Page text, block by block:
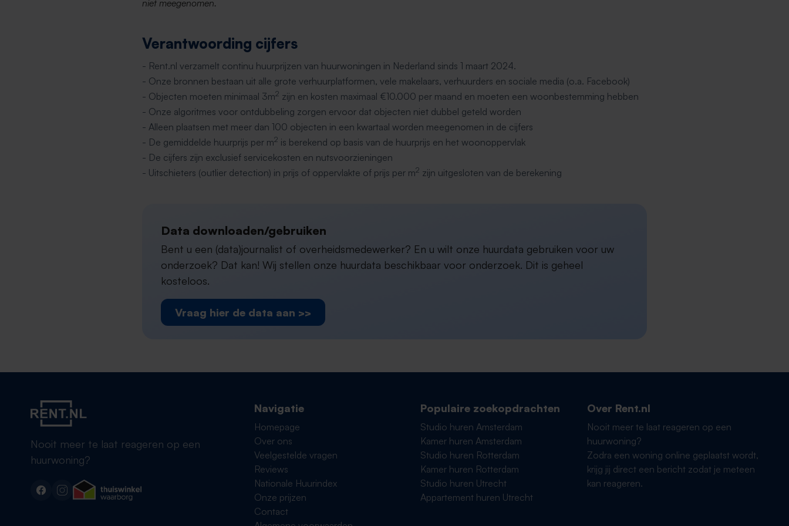
niet meegenomen.
Verantwoording cijfers
- Rent.nl verzamelt continu huurprijzen van huurwoningen in Nederland sinds 1 maart 2024.
- Onze bronnen bestaan uit alle grote verhuurplatformen, vele makelaars, verhuurders en sociale media (o.a. Facebook)
- Objecten moeten minimaal 3m2 zijn en kosten maximaal €10.000 per maand en moeten een woonbestemming hebben
- Onze algoritmes voor ontdubbeling zorgen ervoor dat objecten niet dubbel geteld worden
- Alleen plaatsen met meer dan 100 objecten in een kwartaal worden meegenomen in de cijfers
- De gemiddelde huurprijs per m2 is berekend op basis van de huurprijs en het woonoppervlak
- De cijfers zijn exclusief servicekosten en nutsvoorzieningen
- Uitschieters (outlier detection) in prijs of oppervlakte of prijs per m2 zijn uitgesloten van de berekening
Data downloaden/gebruiken
Bent u een (data)journalist of overheidsmedewerker? En u wilt onze huurdata gebruiken voor uw
onderzoek? Dat kan! Wij stellen onze huurdata beschikbaar voor onderzoek. Dit is geheel
kosteloos.
Vraag hier de data aan >>
Nooit meer te laat reageren op een
huurwoning?
Navigatie
Homepage
Over ons
Veelgestelde vragen
Reviews
Nationale Huurindex
Onze prijzen
Contact
Populaire zoekopdrachten
Studio huren Amsterdam
Kamer huren Amsterdam
Studio huren Rotterdam
Kamer huren Rotterdam
Studio huren Utrecht
Appartement huren Utrecht
Over Rent.nl
Nooit meer te laat reageren op een
huurwoning?
Zodra een woning online geplaatst wordt,
krijg jij direct een bericht zodat je meteen
kan reageren.